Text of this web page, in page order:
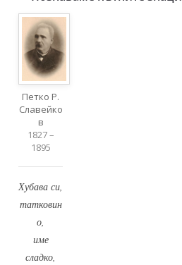
Петко Р.
Славейко
в
1827 –
1895
Хубава си,
татковин
о,
име
сладко,